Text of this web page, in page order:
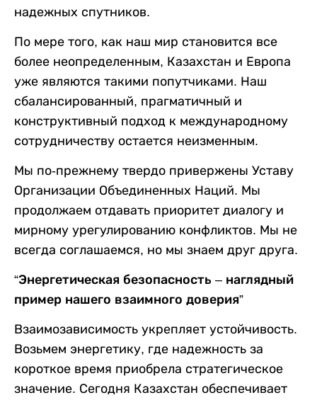
надежных спутников.
По мере того, как наш мир становится все
более неопределенным, Казахстан и Европа
уже являются такими попутчиками. Наш
сбалансированный, прагматичный и
конструктивный подход к международному
сотрудничеству остается неизменным.
Мы по-прежнему твердо привержены Уставу
Организации Объединенных Наций. Мы
продолжаем отдавать приоритет диалогу и
мирному урегулированию конфликтов. Мы не
всегда соглашаемся, но мы знаем друг друга.
“Энергетическая безопасность – наглядный
пример нашего взаимного доверия”
Взаимозависимость укрепляет устойчивость.
Возьмем энергетику, где надежность за
короткое время приобрела стратегическое
значение. Сегодня Казахстан обеспечивает